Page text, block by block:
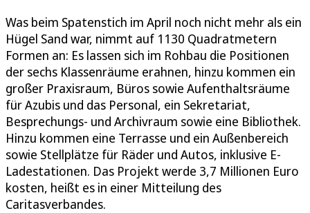
Was beim Spatenstich im April noch nicht mehr als ein
Hügel Sand war, nimmt auf 1130 Quadratmetern
Formen an: Es lassen sich im Rohbau die Positionen
der sechs Klassenräume erahnen, hinzu kommen ein
großer Praxisraum, Büros sowie Aufenthaltsräume
für Azubis und das Personal, ein Sekretariat,
Besprechungs- und Archivraum sowie eine Bibliothek.
Hinzu kommen eine Terrasse und ein Außenbereich
sowie Stellplätze für Räder und Autos, inklusive E-
Ladestationen. Das Projekt werde 3,7 Millionen Euro
kosten, heißt es in einer Mitteilung des
Caritasverbandes.